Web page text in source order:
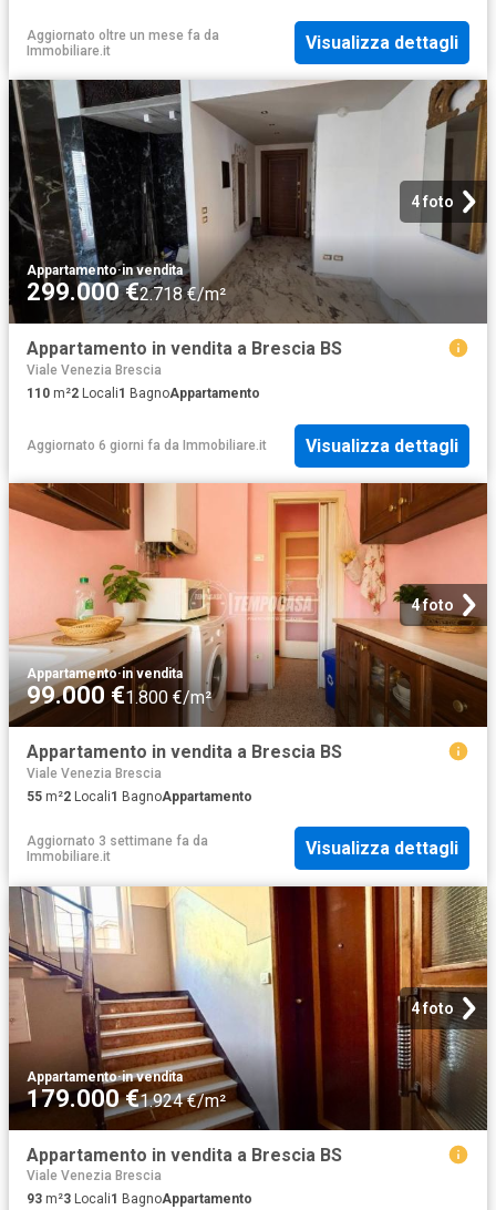
Aggiornato oltre un mese fa da
Immobiliare.it
Visualizza dettagli
4 foto
Appartamento·in vendita
299.000 €2.718 €/m²
Appartamento in vendita a Brescia BS
Viale Venezia Brescia
110 m²2 Locali1 BagnoAppartamento
Aggiornato 6 giorni fa da Immobiliare.it Visualizza dettagli
4 foto
Appartamento·in vendita
99.000 €1.800 €/m²
Appartamento in vendita a Brescia BS
Viale Venezia Brescia
55 m²2 Locali1 BagnoAppartamento
Aggiornato 3 settimane fa da
Immobiliare.it
Visualizza dettagli
4 foto
Appartamento·in vendita
179.000 €1.924 €/m²
Appartamento in vendita a Brescia BS
Viale Venezia Brescia
93 m²3 Locali1 BagnoAppartamento